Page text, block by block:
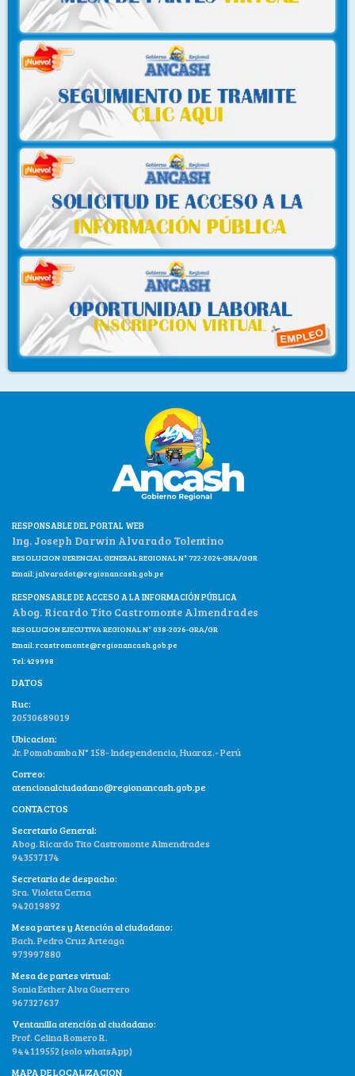
RESPONSABLE DEL PORTAL WEB
Ing. Joseph Darwin Alvarado Tolentino
RESOLUCION GERENCIAL GENERAL REGIONAL N° 722-2024-GRA/GGR
Email:jalvaradot@regionancash.gob.pe
RESPONSABLE DE ACCESO A LA INFORMACIÓN PÚBLICA
Abog. Ricardo Tito Castromonte Almendrades
RESOLUCION EJECUTIVA REGIONAL N° 038-2026-GRA/GR
Email:rcastromonte@regionancash.gob.pe
Tel: 429998
DATOS
Ruc:
20530689019
Ubicacion:
Jr. Pomabamba N° 158- Independencia, Huaraz.- Perú
Correo:
atencionalciudadano@regionancash.gob.pe
CONTACTOS
Secretario General:
Abog. Ricardo Tito Castromonte Almendrades
943537174
Secretaria de despacho:
Sra. Violeta Cerna
942019892
Mesa partes y Atención al ciudadano:
Bach. Pedro Cruz Arteaga
973997880
Mesa de partes virtual:
Sonia Esther Alva Guerrero
967327637
Ventanilla atención al ciudadano:
Prof. Celina Romero R.
944119552 (solo whatsApp)
MAPA DE LOCALIZACION